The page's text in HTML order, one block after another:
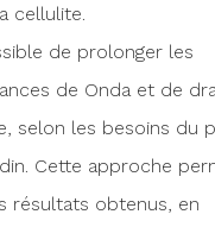
cellulite.
de prolonger les
de Onda et de
selon les besoins du
Cette approche
résultats obtenus, en